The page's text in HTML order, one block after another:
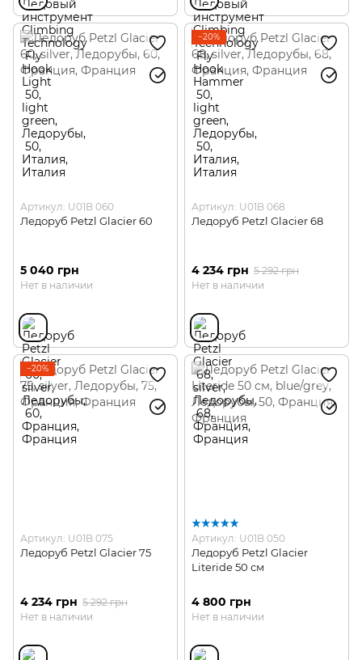
Артикул: U01B 060
Ледоруб Petzl Glacier 60
5 040 грн
Нет в наличии
−20%
Артикул: U01B 068
Ледоруб Petzl Glacier 68
4 234 грн 5 292 грн
Нет в наличии
−20%
Артикул: U01B 075
Ледоруб Petzl Glacier 75
4 234 грн 5 292 грн
Нет в наличии
Артикул: U01B 050
Ледоруб Petzl Glacier
Literide 50 см
4 800 грн
Нет в наличии